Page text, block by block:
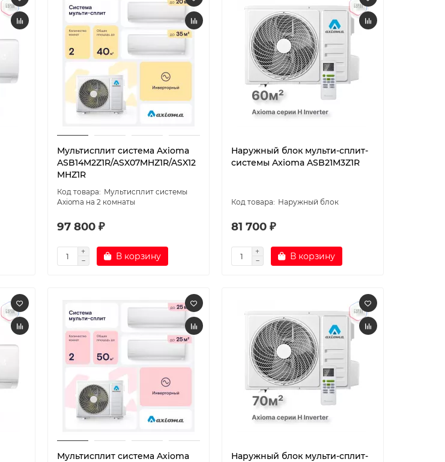
Мультисплит система Axioma
ASB14M2Z1R/ASX07MHZ1R/ASX12
MHZ1R
Мультисплит системы
Axioma на 2 комнаты
97 800 ₽
В корзину
Наружный блок мульти-сплит-
системы Axioma ASB21M3Z1R
Наружный блок
81 700 ₽
В корзину
Мультисплит система Axioma
Наружный блок мульти-сплит-